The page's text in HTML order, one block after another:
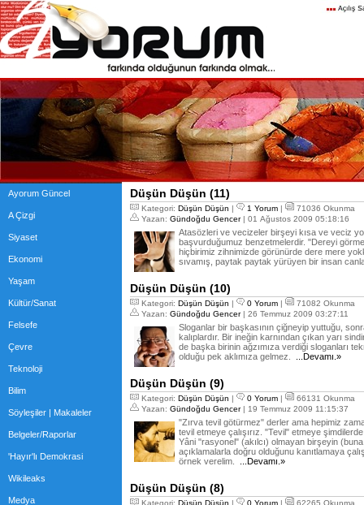
Ayorum Güncel
A Çizgi
Siyaset
Ekonomi
Yaşam
Kültür/Sanat
Felsefe
Çevre
Teknoloji
Bilim
Söyleşiler | Makaleler
Belgeler/Raporlar
'Hayır'lı Demokrasi
Wikileaks
Medya
Düşün Düşün (11)
Kategori: Düşün Düşün | 1 Yorum |
71036 Okunma
Yazan: Gündoğdu Gencer| 01 Ağustos 2009 05:18:16
Atasözleri ve vecizeler birşeyi kısa ve veciz
başvurduğumuz benzetmelerdir. "Dereyi
hiçbirimiz zihnimizde görünürde dere mere
sıvamış, paytak paytak yürüyen bir insan
Düşün Düşün (10)
Kategori: Düşün Düşün | 0 Yorum |
71082 Okunma
Yazan: Gündoğdu Gencer| 26 Temmuz 2009 03:27:11
Sloganlar bir başkasının çiğneyip yuttuğu,
kalıplardır. Bir ineğin karnından çıkan yarı
de başka birinin ağzımıza verdiği sloganları
olduğu pek aklımıza gelmez.
...Devamı.»
Düşün Düşün (9)
Kategori: Düşün Düşün | 0 Yorum |
66131 Okunma
Yazan: Gündoğdu Gencer| 19 Temmuz 2009 11:15:37
"Zırva tevil götürmez" derler ama hepimiz
tevil etmeye çalışırız. "Tevil" etmeye
Yâni "rasyonel" (akılcı) olmayan birşeyin
açıklamalarla doğru olduğunu kanıtlamaya
örnek verelim.
...Devamı.»
Düşün Düşün (8)
Kategori: Düşün Düşün | 0 Yorum |
62265 Okunma